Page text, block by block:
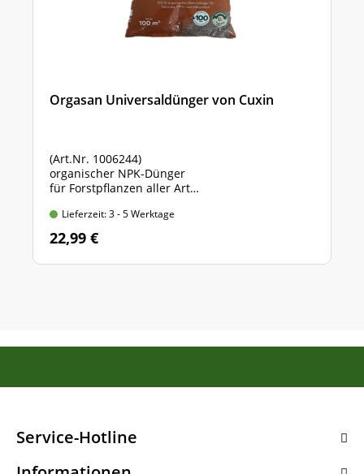
Orgasan Universaldünger von Cuxin
(Art.Nr. 1006244)
organischer NPK-Dünger
für Forstpflanzen aller Art
Lieferzeit: 3 - 5 Werktage
22,99 €
Service-Hotline